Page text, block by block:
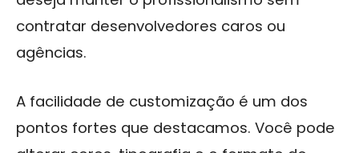
contratar desenvolvedores caros ou
agências.
A facilidade de customização é um dos
pontos fortes que destacamos. Você pode